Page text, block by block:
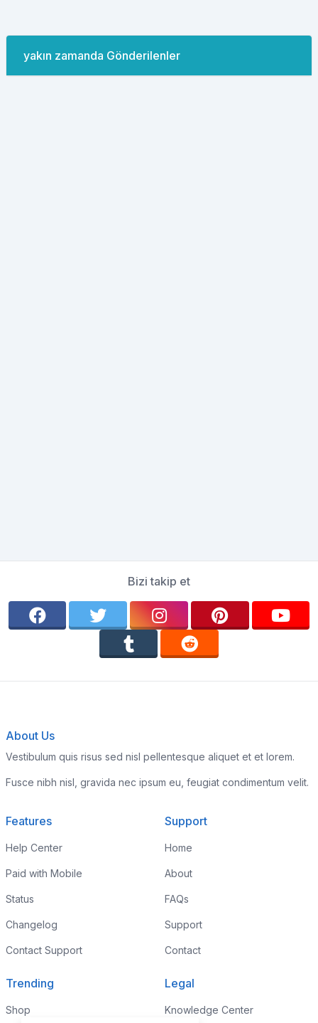
yakın zamanda Gönderilenler
Bizi takip et
About Us
Vestibulum quis risus sed nisl pellentesque aliquet et et lorem.
Fusce nibh nisl, gravida nec ipsum eu, feugiat condimentum velit.
Features
Help Center
Paid with Mobile
Status
Changelog
Contact Support
Support
Home
About
FAQs
Support
Contact
Trending
Shop
Legal
Knowledge Center